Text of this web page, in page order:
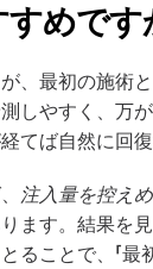
めです
、最初の施術
しやすく、万
てば自然に回復
注入量を控え
ます。結果を
ることで、「最